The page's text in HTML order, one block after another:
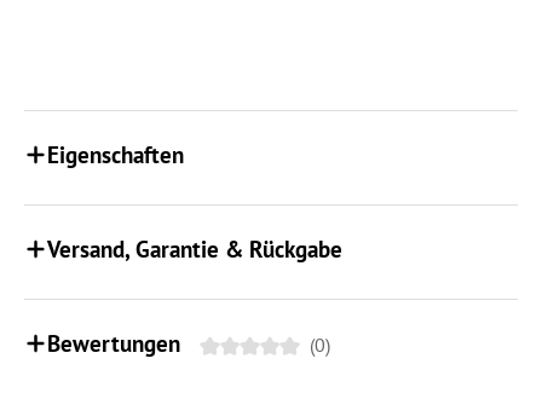
Eigenschaften
Versand, Garantie & Rückgabe
Bewertungen (0)